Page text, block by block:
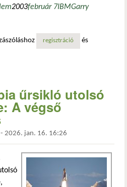
2003február 7IBMGarry
legalábbis részben tartalommal
regisztráció és
űrsikló utolsó
A végső
- 2026. jan. 16. 16:26